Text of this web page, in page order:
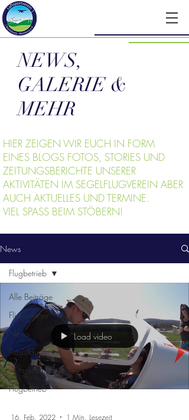
NEWS,
GALERIE &
MEHR
HIER ZEIGEN WIR EUCH IN FORM
EINES BLOGS FOTOS, STORIES UND
ZEITUNGSBERICHTE UNSERER
AKTIVITÄTEN IM SEGELFLUGVEREIN ABER
AUCH AKTUELLES UND TERMINE.
VIEL SPASS BEIM STÖBERN!
News
Alle Beiträge
Fliegerlager
News
Ausbildung
Veranstaltungen
Flugbetrieb
Flugbetrieb
Load video
16. Feb. 2022 1 Min. Lesezeit